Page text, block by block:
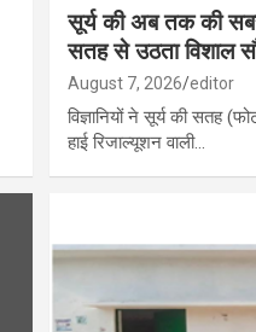
सूर्य की अब तक की
सतह से उठता विशाल
August 7, 2026 editor
विज्ञानियों ने सूर्य की सतह
हाई रिजाल्यूशन वाली…